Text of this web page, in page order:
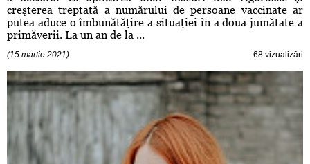
creşterea treptată a numărului de persoane vaccinate ar
putea aduce o îmbunătăţire a situaţiei în a doua jumătate a
primăverii. La un an de la ...
(15 martie 2021) 68 vizualizări